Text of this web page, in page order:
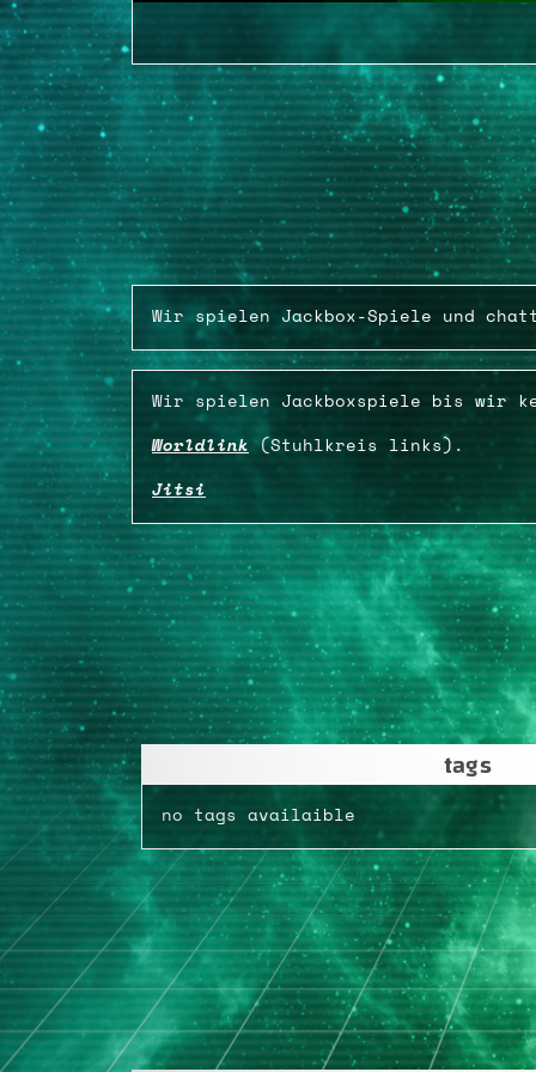
Wir spielen Jackbox-Spiele und
Wir spielen Jackboxspiele bis wir
Worldlink (Stuhlkreis links).
Jitsi
tags
no tags availaible